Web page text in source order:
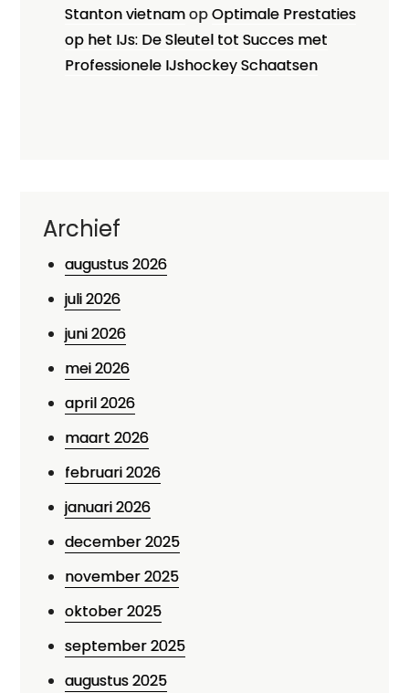
Stanton vietnamopOptimale Prestaties
op het IJs: De Sleutel tot Succes met
Professionele IJshockey Schaatsen
Archief
augustus 2026
juli 2026
juni 2026
mei 2026
april 2026
maart 2026
februari 2026
januari 2026
december 2025
november 2025
oktober 2025
september 2025
augustus 2025